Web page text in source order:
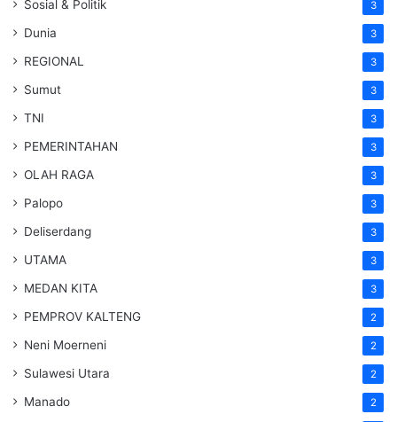
Sosial & Politik 3
Dunia 3
REGIONAL 3
Sumut 3
TNI 3
PEMERINTAHAN 3
OLAH RAGA 3
Palopo 3
Deliserdang 3
UTAMA 3
MEDAN KITA 3
PEMPROV KALTENG 2
Neni Moerneni 2
Sulawesi Utara 2
Manado 2